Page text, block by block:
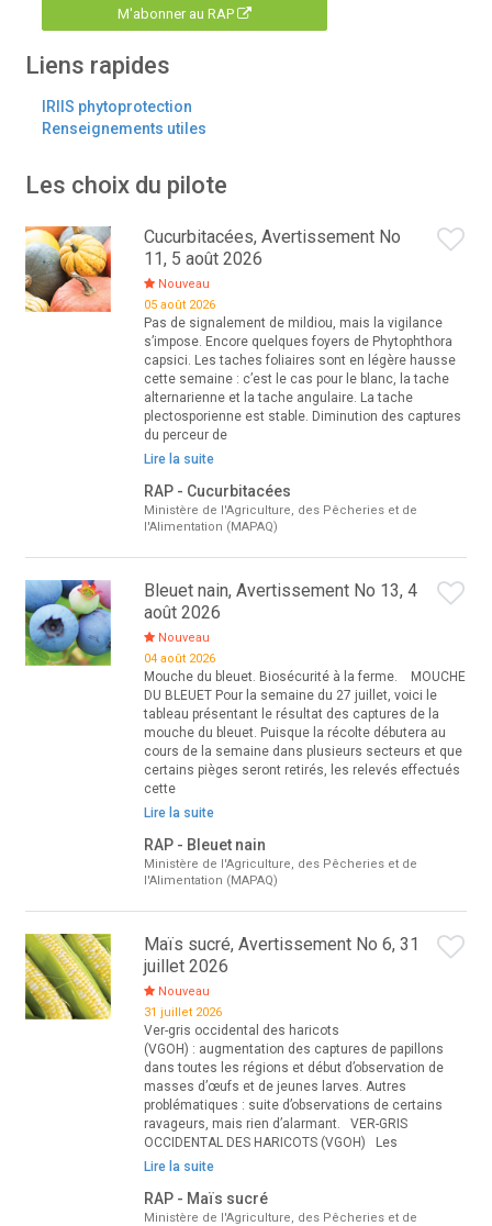
M'abonner au RAP
Liens rapides
IRIIS phytoprotection
Renseignements utiles
Les choix du pilote
Cucurbitacées, Avertissement No
11, 5 août 2026
Nouveau
05 août 2026
Pas de signalement de mildiou, mais la vigilance
s’impose. Encore quelques foyers de Phytophthora
capsici. Les taches foliaires sont en légère hausse
cette semaine : c’est le cas pour le blanc, la tache
alternarienne et la tache angulaire. La tache
plectosporienne est stable. Diminution des captures
du perceur de
Lire la suite
RAP - Cucurbitacées
Ministère de l'Agriculture, des Pêcheries et de
l'Alimentation (MAPAQ)
Bleuet nain, Avertissement No 13, 4
août 2026
Nouveau
04 août 2026
Mouche du bleuet. Biosécurité à la ferme. MOUCHE
DU BLEUET Pour la semaine du 27 juillet, voici le
tableau présentant le résultat des captures de la
mouche du bleuet. Puisque la récolte débutera au
cours de la semaine dans plusieurs secteurs et que
certains pièges seront retirés, les relevés effectués
cette
Lire la suite
RAP - Bleuet nain
Ministère de l'Agriculture, des Pêcheries et de
l'Alimentation (MAPAQ)
Maïs sucré, Avertissement No 6, 31
juillet 2026
Nouveau
31 juillet 2026
Ver-gris occidental des haricots
(VGOH) : augmentation des captures de papillons
dans toutes les régions et début d’observation de
masses d’œufs et de jeunes larves. Autres
problématiques : suite d’observations de certains
ravageurs, mais rien d’alarmant. VER-GRIS
OCCIDENTAL DES HARICOTS (VGOH) Les
Lire la suite
RAP - Maïs sucré
Ministère de l'Agriculture, des Pêcheries et de